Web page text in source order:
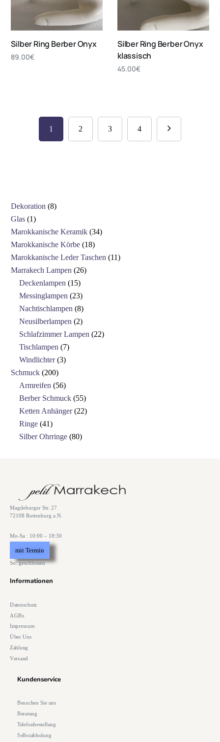
Silber Ring Berber Onyx
89.00€
Silber Ring Berber Onyx
klassisch
45.00€
1 2 3 4
Dekoration
8
Glas 1
Marokkanische Keramik 34
Marokkanische Körbe 18
Marokkanische Leder Taschen
11
Marrakech Lampen
26
Deckenlampen
15
Messinglampen
23
Nachtischlampen
8
Neusilberlampen
2
Schlafzimmer Lampen
22
Tischlampen
7
Windlichter 3
Schmuck 200
Armreifen
56
Berber Schmuck 55
Ketten Anhänger 22
Ringe 41
Silber Ohrringe 80
Magdeburger Str. 27
72108 Rottenburg a.N.
Mo-Sa : 10:00 – 18:30
mit Termin
So: geschlossen
Informationen
Datenschutz
AGBs
Impressum
Über Uns
Zahlung
Versand
Kundenservice
Besuchen Sie uns
Beratung
Telefonbestellung
Selbstabholung